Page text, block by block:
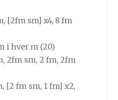
[2fm sm] x4, 8 fm
i hver m (20)
2fm sm, 2 fm, 2fm
[2 fm sm, 1 fm] x2,